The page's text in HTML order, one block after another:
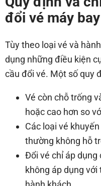
đổi vé máy
Tùy theo loại vé và
dụng những điều kiện
cầu đổi vé. Một số quy
Vé còn chỗ trống
hoặc cao hơn so
Các loại vé
thường không hỗ
Đổi vé chỉ áp dụng
không áp dụng